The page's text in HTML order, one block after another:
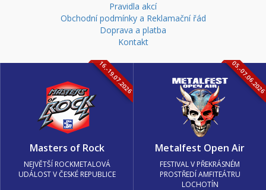
Pravidla akcí
Obchodní podmínky a Reklamační řád
Doprava a platba
Kontakt
16.-19.07.2026
Masters of Rock
NEJVĚTŠÍ ROCKMETALOVÁ
UDÁLOST V ČESKÉ REPUBLICE
05.-
Metalfest Open Air
FESTIVAL V PŘEKRÁSNÉM
PROSTŘEDÍ AMFITEÁTRU
LOCHOTÍN